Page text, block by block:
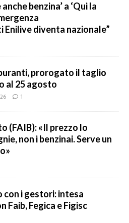
benzina’ a ‘Qui la
diventa nazionale”
prorogato il taglio
al 25 agosto
1
(FAIB): «Il prezzo lo
non i benzinai. Serve un
con i gestori: intesa
Faib, Fegica e Figisc